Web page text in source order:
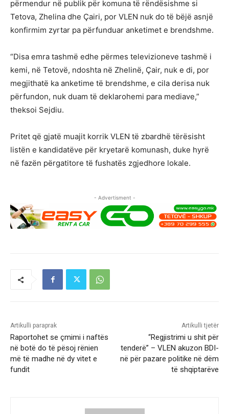
përmendur në publik për komuna të rëndësishme si
Tetova, Zhelina dhe Çairi, por VLEN nuk do të bëjë asnjë
konfirmim zyrtar pa përfunduar anketimet e brendshme.
“Disa emra tashmë edhe përmes televizioneve tashmë i
kemi, në Tetovë, ndoshta në Zhelinë, Çair, nuk e di, por
megjithatë ka anketime të brendshme, e cila derisa nuk
përfundon, nuk duam të deklarohemi para mediave,”
theksoi Sejdiu.
Pritet që gjatë muajit korrik VLEN të zbardhë tërësisht
listën e kandidatëve për kryetarë komunash, duke hyrë
në fazën përgatitore të fushatës zgjedhore lokale.
- Advertisment -
Artikulli paraprak
Raportohet se çmimi i naftës
në botë do të pësoj rënien
më të madhe në dy vitet e
fundit
Artikulli tjetër
“Regjistrimi u shit për
tenderë” – VLEN akuzon BDI-
në për pazare politike në dëm
të shqiptarëve